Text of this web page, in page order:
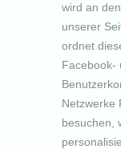
wird an
unserer
ordnet
Facebook-
Netzwerke
besuchen,